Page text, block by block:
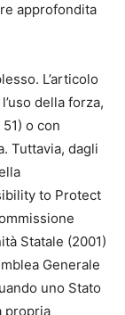
approfondita
L’articolo
della forza,
o con
Tuttavia, dagli
to Protect
Statale (2001)
Generale
uno Stato
propria